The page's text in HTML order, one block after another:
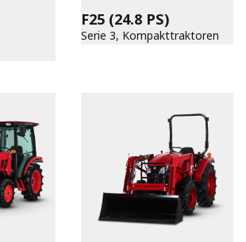
F25 (24.8 PS)
Serie 3, Kompakttraktoren